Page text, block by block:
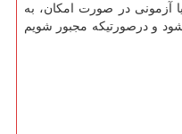
آزمونی در صورت امکان، به
و درصورتیکه مجبور شویم